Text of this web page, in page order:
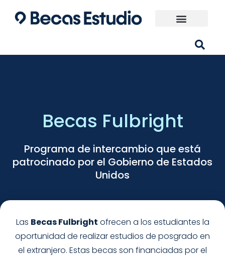
Becas Fulbright
Programa de intercambio que está
patrocinado por el Gobierno de Estados
Unidos
Las Becas Fulbright ofrecen a los estudiantes la
oportunidad de realizar estudios de posgrado en
el extranjero. Estas becas son financiadas por el